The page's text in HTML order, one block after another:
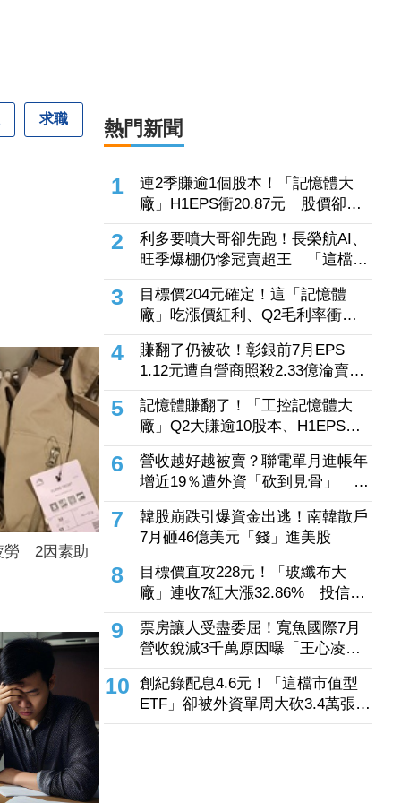
求職
勞 2因素助
熱門新聞
1
連2季賺逾1個股本！「記憶體大
廠」H1EPS衝20.87元 股價卻殺
至跌停鎖死
2
利多要噴大哥卻先跑！長榮航AI、
旺季爆棚仍慘冠賣超王 「這檔鋼
鐵」７月營收年增46%也不被買
單
3
目標價204元確定！這「記憶體
廠」吃漲價紅利、Q2毛利率衝
70% 全年營運看旺
4
賺翻了仍被砍！彰銀前7月EPS
1.12元遭自營商照殺2.33億淪賣超
王 「這檔記憶體」營收創高也遭
倒
5
記憶體賺翻了！「工控記憶體大
廠」Q2大賺逾10股本、H1EPS達
166.45元 7月營收續旺再迎年月
雙增
6
營收越好越被賣？聯電單月進帳年
增近19％遭外資「砍到見骨」 台
塑4寶「這檔」營收刷49個月新高
也挨刀
7
韓股崩跌引爆資金出逃！南韓散戶
7月砸46億美元「錢」進美股
8
目標價直攻228元！「玻纖布大
廠」連收7紅大漲32.86% 投信單
周撒16.7億元、掃入近萬張
9
票房讓人受盡委屈！寬魚國際7月
營收銳減3千萬原因曝「王心凌票
房＞楊丞琳」 網笑翻：是吃了誠
實果實嗎
10
創紀錄配息4.6元！「這檔市值型
ETF」卻被外資單周大砍3.4萬張
00923豪配3.05元同被抽回2億元